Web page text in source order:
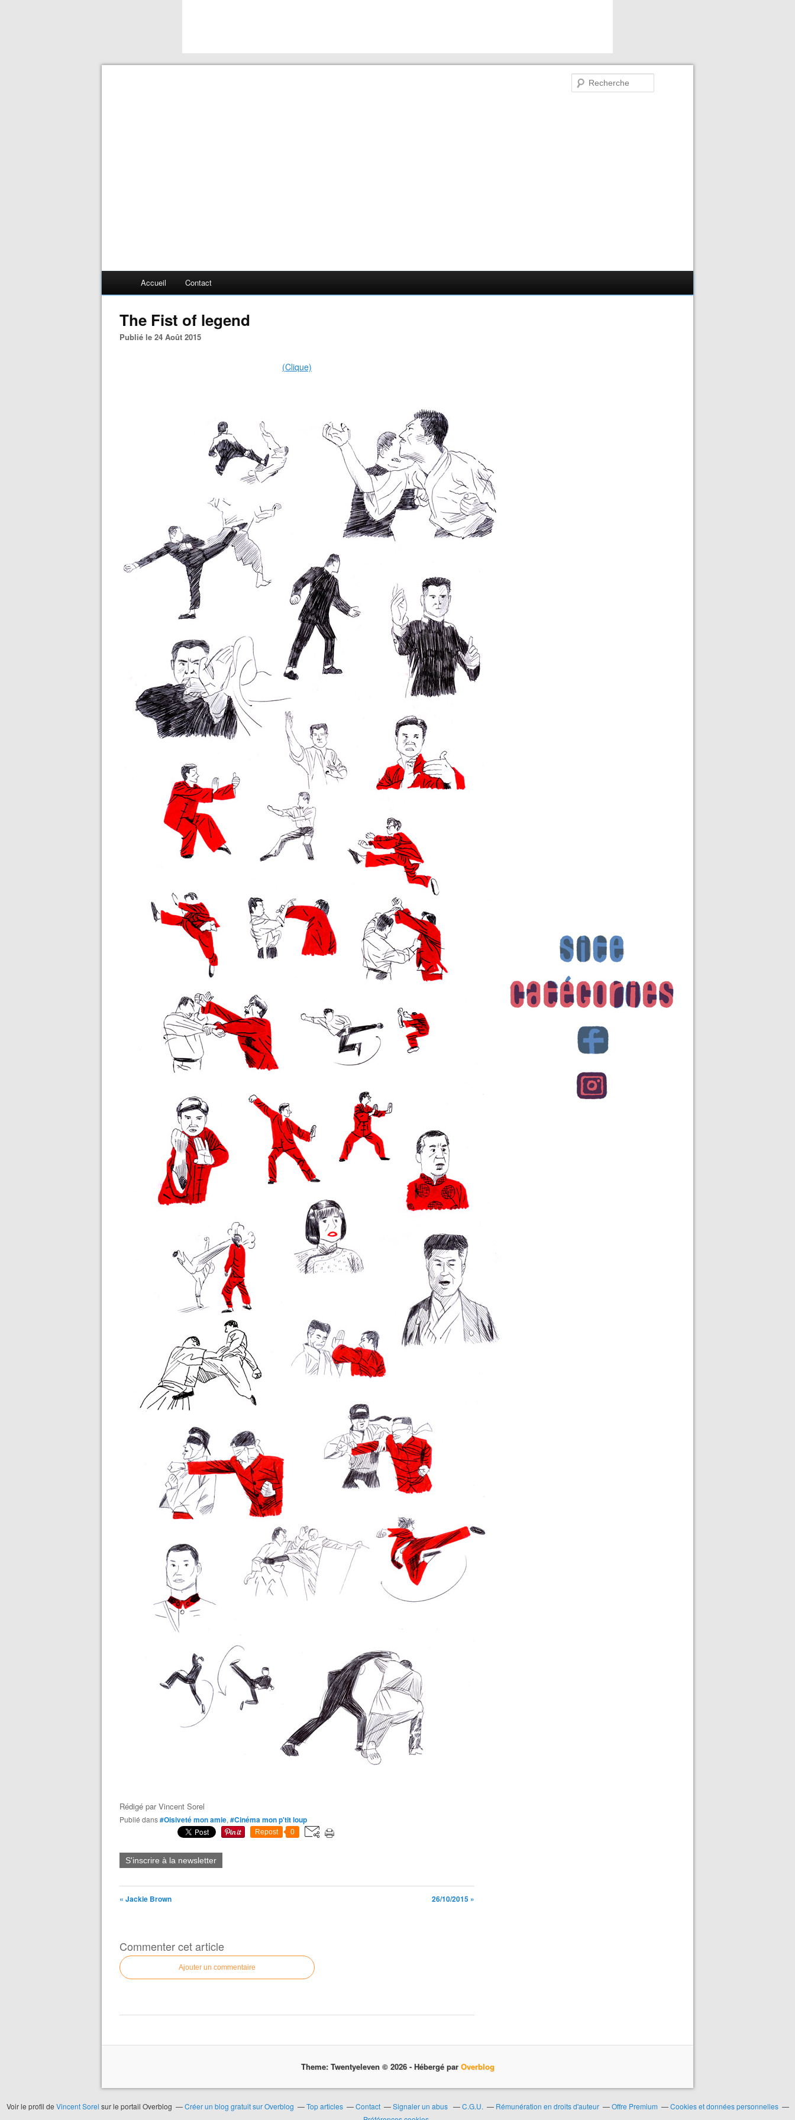
Accueil Contact
The Fist of legend
Publié le 24 Août 2015
(Clique)
Rédigé parVincent Sorel
Publié dans#Oisiveté mon amie, #Cinéma mon p'tit loup
Repost 0
S'inscrire à la newsletter
« Jackie Brown 26/10/2015 »
Commenter cet article
Ajouter un commentaire
Theme: Twentyeleven © 2026 - Hébergé par Overblog
Voir le profil de Vincent Sorel sur le portail Overblog Créer un blog gratuit sur Overblog Top articles Contact Signaler un abus C.G.U. Rémunération en droits d'auteur Offre Premium
Cookies et données personnelles